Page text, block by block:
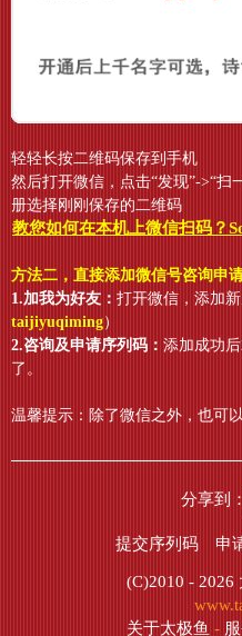
轻轻长按二维码保存到手机
然后打开微信，点击“发现”->“扫
册选择刚刚保存的二维码
教您如何在本机上微信扫码？
方法二，直接添加微信号咨询申
1.加我为好友： 打开微信，添加
taijiyuqiming）
2.咨询及申请序列码： 添加成功
了。
温馨提示：除了微信之外，也可
分享到：
提交序列码 申
(C)2010 - 2026
关于太极鱼 -